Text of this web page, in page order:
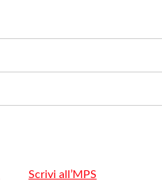
Scrivi all’MPS